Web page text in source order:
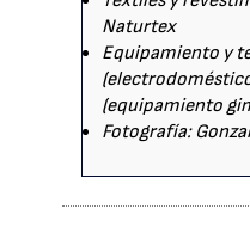
Naturtex
Equipamiento y
(equipamiento
Fotografía: